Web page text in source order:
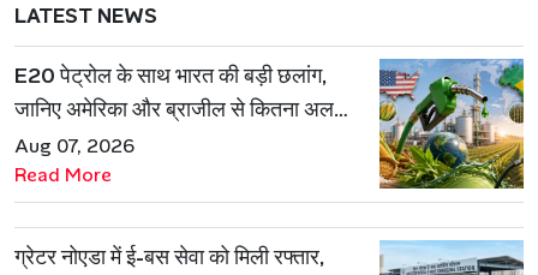
LATEST NEWS
E20 पेट्रोल के साथ भारत की बड़ी छलांग,
जानिए अमेरिका और ब्राजील से कितना अलग
है एथेनॉल मॉडल
Aug 07, 2026
Read More
ग्रेटर नोएडा में ई-बस सेवा को मिली रफ्तार,